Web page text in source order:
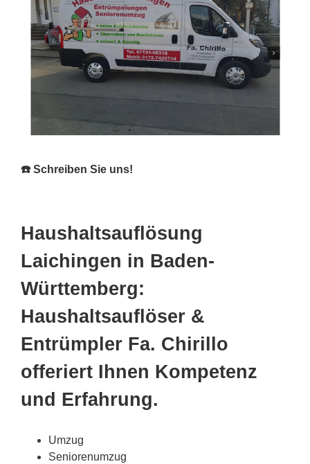
☎️ Schreiben Sie uns!
Haushaltsauflösung
Laichingen in Baden-
Württemberg:
Haushaltsauflöser &
Entrümpler Fa. Chirillo
offeriert Ihnen Kompetenz
und Erfahrung.
Umzug
Seniorenumzug